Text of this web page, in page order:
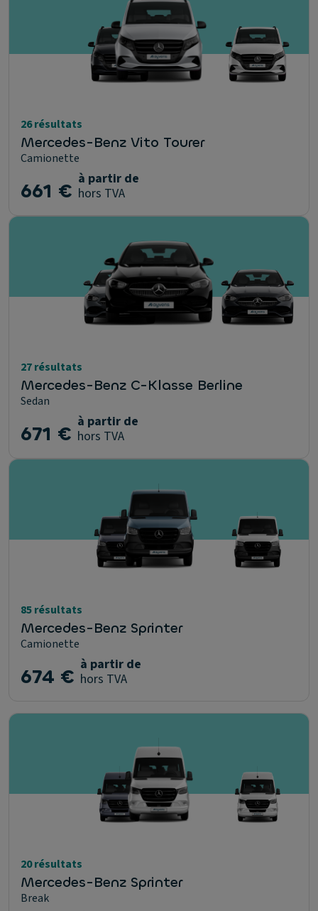
26 résultats
Mercedes-Benz Vito Tourer
Camionette
661 € à partir de
hors TVA
27 résultats
Mercedes-Benz C-Klasse Berline
Sedan
671 € à partir de
hors TVA
85 résultats
Mercedes-Benz Sprinter
Camionette
674 € à partir de
hors TVA
20 résultats
Mercedes-Benz Sprinter
Break